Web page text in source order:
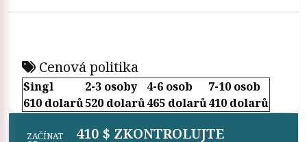
Cenová politika
Singl 2-3 osoby 4-6 osob
7-10 osob
610 dolarů520 dolarů465 dolarů410 dolarů
ZAČÍNAT 410 $ ZKONTROLUJTE